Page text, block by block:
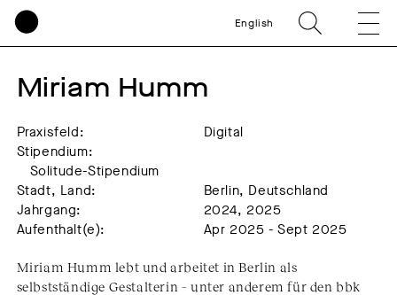
English
Miriam Humm
Praxisfeld:
Digital
Stipendium:
Solitude-Stipendium
Stadt, Land:
Berlin, Deutschland
Jahrgang:
2024, 2025
Aufenthalt(e):
Apr 2025 - Sept 2025
Miriam Humm lebt und arbeitet in Berlin als
selbstständige Gestalterin – unter anderem für den bbk